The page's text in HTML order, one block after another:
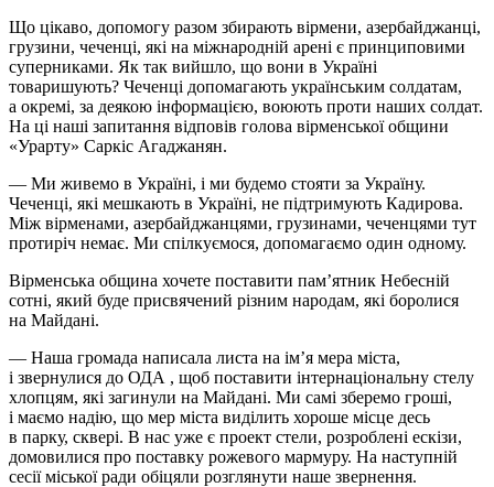
Що цікаво, допомогу разом збирають вірмени, азербайджанці,
грузини, чеченці, які на міжнародній арені є принциповими
суперниками. Як так вийшло, що вони в Україні
товаришують? Чеченці допомагають українським солдатам,
а окремі, за деякою інформацією, воюють проти наших солдат.
На ці наші запитання відповів голова вірменської общини
«Урарту» Саркіс Агаджанян.
— Ми живемо в Україні, і ми будемо стояти за Україну.
Чеченці, які мешкають в Україні, не підтримують Кадирова.
Між вірменами, азербайджанцями, грузинами, чеченцями тут
протиріч немає. Ми спілкуємося, допомагаємо один одному.
Вірменська община хочете поставити пам’ятник Небесній
сотні, який буде присвячений різним народам, які боролися
на Майдані.
— Наша громада написала листа на ім’я мера міста,
і звернулися до ОДА , щоб поставити інтернаціональну стелу
хлопцям, які загинули на Майдані. Ми самі зберемо гроші,
і маємо надію, що мер міста виділить хороше місце десь
в парку, сквері. В нас уже є проект стели, розроблені ескізи,
домовилися про поставку рожевого мармуру. На наступній
сесії міської ради обіцяли розглянути наше звернення.